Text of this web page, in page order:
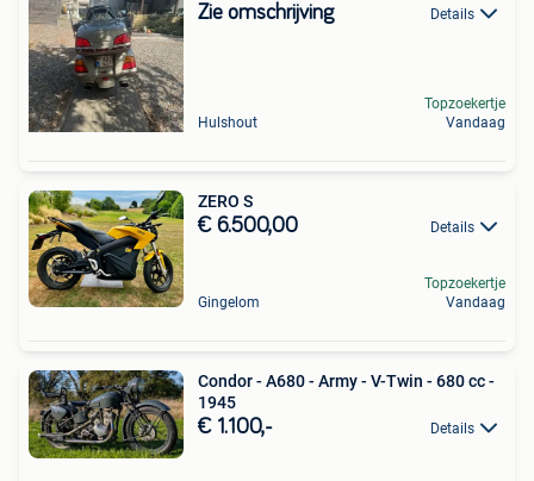
Zie omschrijving Details
Hulshout
Topzoekertje
Vandaag
ZERO S
€ 6.500,00 Details
Gingelom
Topzoekertje
Vandaag
Condor - A680 - Army - V-Twin - 680 cc -
1945
€ 1.100,- Details